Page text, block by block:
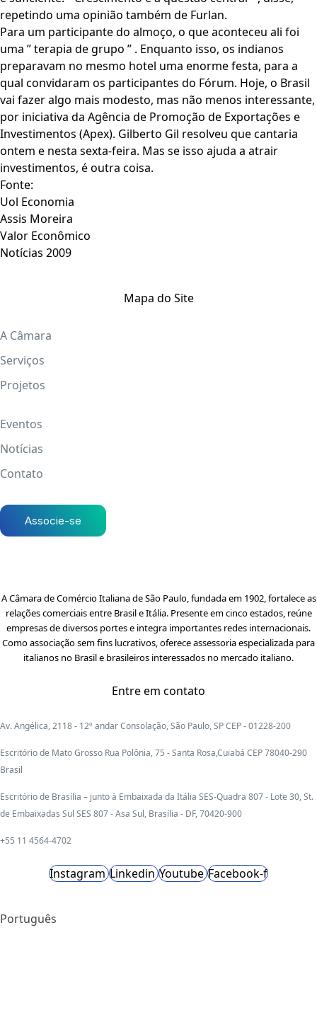
repetindo uma opinião também de Furlan.
Para um participante do almoço, o que aconteceu ali foi
uma ” terapia de grupo ” . Enquanto isso, os indianos
preparavam no mesmo hotel uma enorme festa, para a
qual convidaram os participantes do Fórum. Hoje, o Brasil
vai fazer algo mais modesto, mas não menos interessante,
por iniciativa da Agência de Promoção de Exportações e
Investimentos (Apex). Gilberto Gil resolveu que cantaria
ontem e nesta sexta-feira. Mas se isso ajuda a atrair
investimentos, é outra coisa.
Fonte:
Uol Economia
Assis Moreira
Valor Econômico
Notícias 2009
Mapa do Site
A Câmara
Serviços
Projetos
Eventos
Notícias
Contato
Associe-se
A Câmara de Comércio Italiana de São Paulo, fundada em 1902, fortalece as
relações comerciais entre Brasil e Itália. Presente em cinco estados, reúne
empresas de diversos portes e integra importantes redes internacionais.
Como associação sem fins lucrativos, oferece assessoria especializada para
italianos no Brasil e brasileiros interessados no mercado italiano.
Entre em contato
Av. Angélica, 2118 - 12º andar Consolação, São Paulo, SP CEP - 01228-200
Escritório de Mato Grosso Rua Polônia, 75 - Santa Rosa,Cuiabá CEP 78040-290
Brasil
Escritório de Brasília – junto à Embaixada da Itália SES-Quadra 807 - Lote 30, St.
de Embaixadas Sul SES 807 - Asa Sul, Brasília - DF, 70420-900
+55 11 4564-4702
Instagram Linkedin Youtube Facebook-f
Português